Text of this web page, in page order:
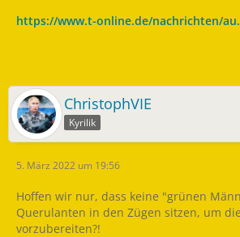
https://www.t-online.de/nachrichten/
ChristophVIE
Kyrilik
5. März 2022 um 19:56
Hoffen wir nur, dass keine "grünen
Querulanten in den Zügen sitzen, um
vorzubereiten?!